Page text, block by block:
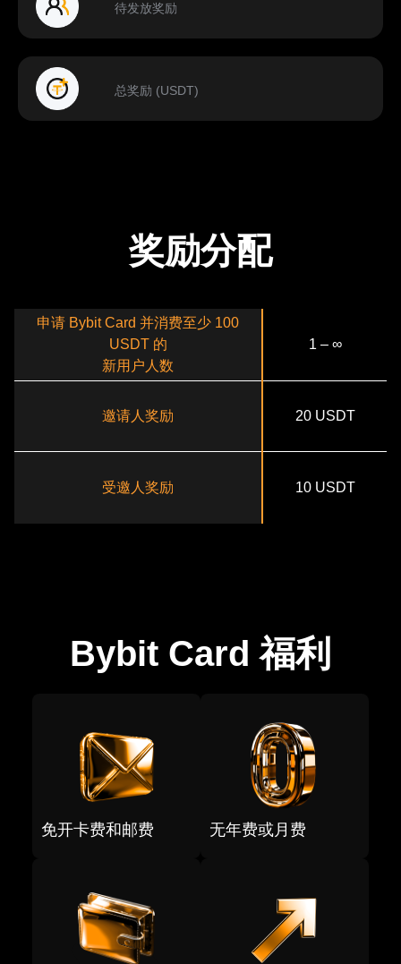
待发放奖励
总奖励 (USDT)
奖励分配
申请 Bybit Card 并消费至少 100
USDT 的
新用户人数
邀请人奖励
受邀人奖励
1 – ∞
20 USDT
10 USDT
Bybit Card 福利
免开卡费和邮费 无年费或月费